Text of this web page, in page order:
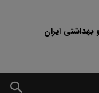
ایران